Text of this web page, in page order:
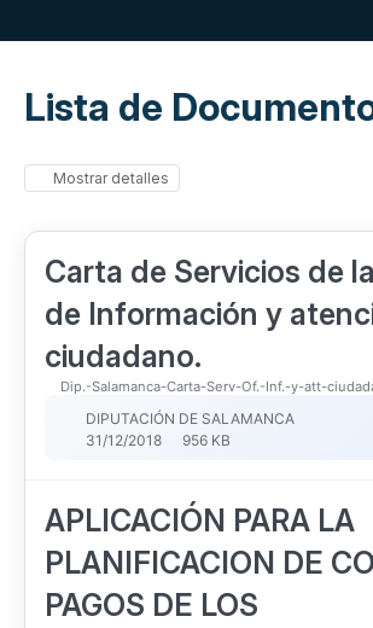
Lista de
Mostrar detalles
Carta de Servicios de
de Información y
ciudadano.
Dip.-Salamanca-Carta-Serv-Of.-Inf.-y-att-
DIPUTACIÓN DE SALAMANCA
31/12/2018
956 KB
APLICACIÓN PARA LA
PLANIFICACION DE
PAGOS DE LOS